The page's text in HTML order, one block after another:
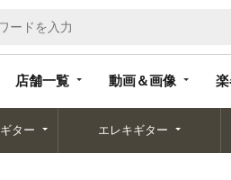
店舗一覧 動画＆画像
店舗一覧
ター エレキギター